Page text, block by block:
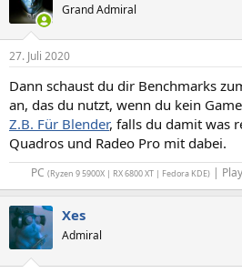
Grand Admiral
27. Juli 2020
Dann schaust du dir Benchmarks
an, das du nutzt, wenn du kein
Z.B. Für Blender, falls du damit was
Quadros und Radeo Pro mit dabei.
PC (Ryzen 9 5900X | RX 6800 XT | Fedora KDE) |
Xes
Admiral